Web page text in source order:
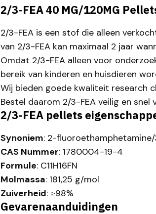
2/3-FEA 40 MG/120MG
2/3-FEA is een stof die alleen
van 2/3-FEA kan maximaal 2 jaar
Omdat 2/3-FEA alleen voor
bereik van kinderen en huisdieren
Wij bieden goede kwaliteit research
Bestel daarom 2/3-FEA veilig en snel
2/3-FEA pellets
Synoniem: 2-
CAS Nummer: 1780004-19-4
Formule: C11H16FN
Molmassa: 181,25 g/mol
Zuiverheid: ≥98%
Gevarenaanduidingen